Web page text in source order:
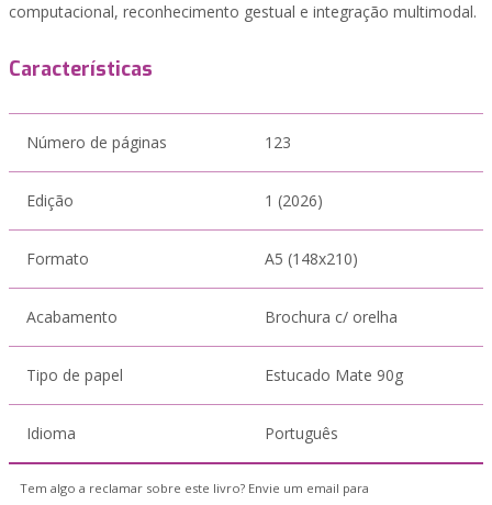
computacional, reconhecimento gestual e integração multimodal.
Características
Número de páginas 123
Edição 1 (2026)
Formato A5 (148x210)
Acabamento Brochura c/ orelha
Tipo de papel Estucado Mate 90g
Idioma Português
Tem algo a reclamar sobre este livro? Envie um email para